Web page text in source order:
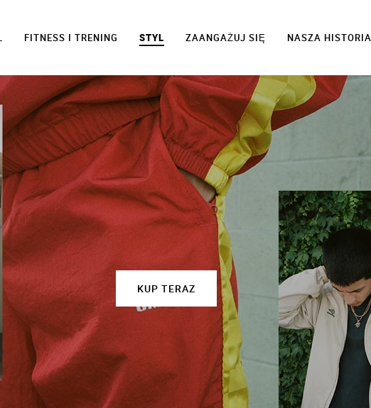
FITNESS I TRENING STYL ZAANGAŻUJ SIĘ NASZA HISTORIA
KUP TERAZ